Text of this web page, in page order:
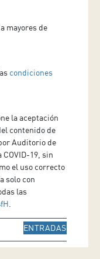
mayores de
condiciones
la aceptación
contenido de
Auditorio de
19, sin
el uso correcto
solo con
las
ENTRADASIR A